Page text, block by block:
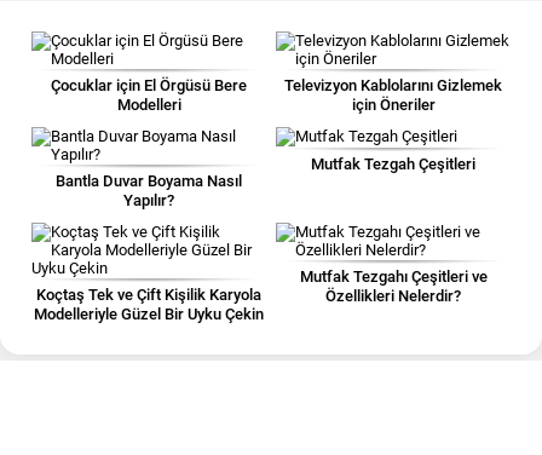
Çocuklar için El Örgüsü Bere
Modelleri
Televizyon Kablolarını Gizlemek
için Öneriler
Bantla Duvar Boyama Nasıl
Yapılır?
Mutfak Tezgah Çeşitleri
Koçtaş Tek ve Çift Kişilik Karyola
Modelleriyle Güzel Bir Uyku Çekin
Mutfak Tezgahı Çeşitleri ve
Özellikleri Nelerdir?